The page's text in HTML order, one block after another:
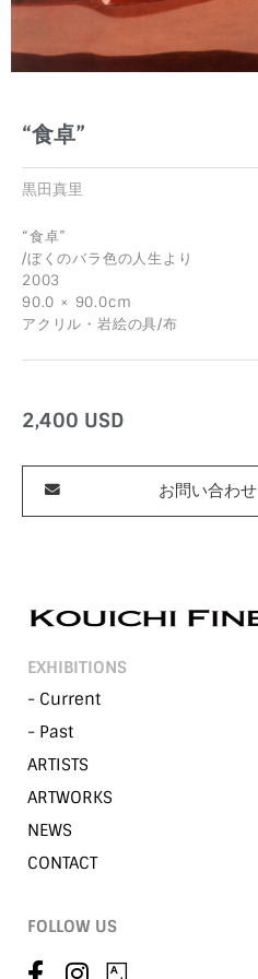
“食卓”
黒田真里
“食卓”
/ぼくのバラ色の人生より
2003
90.0 × 90.0cm
アクリル・岩絵の具/布
2,400 USD
お問い合わせ
EXHIBITIONS
- Current
- Past
ARTISTS
ARTWORKS
NEWS
CONTACT
FOLLOW US